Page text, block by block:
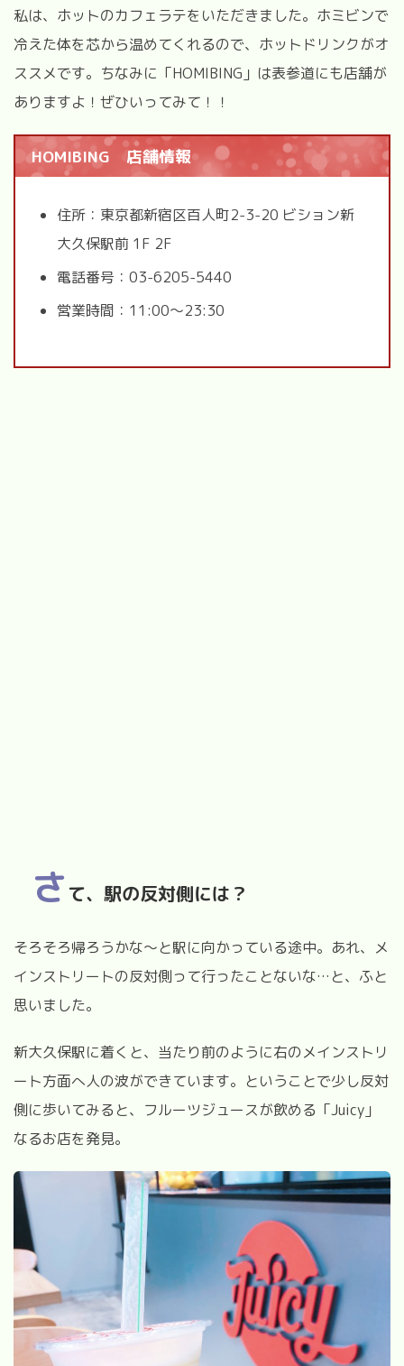
私は、ホットのカフェラテをいただきました。ホミビンで
冷えた体を芯から温めてくれるので、ホットドリンクがオ
ススメです。ちなみに「HOMIBING」は表参道にも店舗が
ありますよ！ぜひいってみて！！
HOMIBING 店舗情報
住所：東京都新宿区百人町2-3-20 ビション新
大久保駅前 1F 2F
電話番号：03-6205-5440
営業時間：11:00～23:30
さて、駅の反対側には？
そろそろ帰ろうかな〜と駅に向かっている途中。あれ、メ
インストリートの反対側って行ったことないな…と、ふと
思いました。
新大久保駅に着くと、当たり前のように右のメインストリ
ート方面へ人の波ができています。ということで少し反対
側に歩いてみると、フルーツジュースが飲める「Juicy」
なるお店を発見。